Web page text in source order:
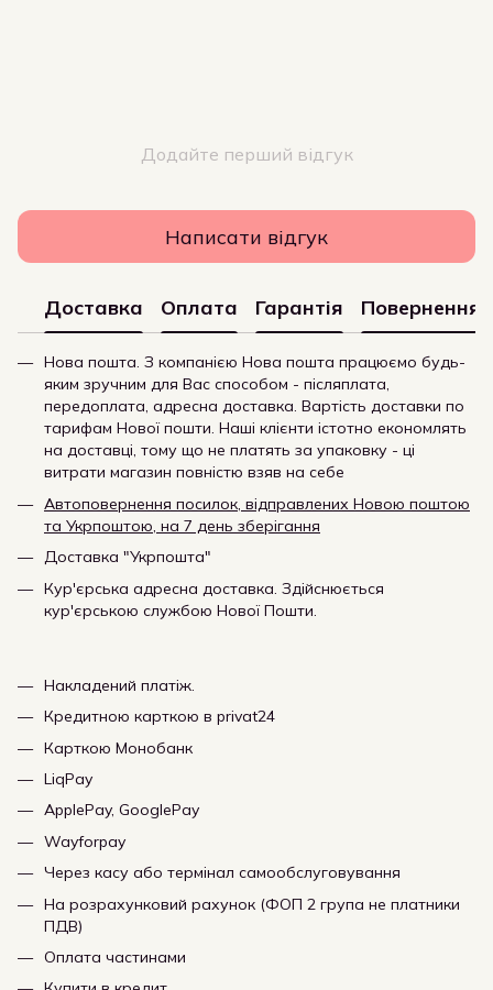
Додайте перший відгук
Написати відгук
Доставка Оплата Гарантія Повернення
Нова пошта. З компанією Нова пошта працюємо будь-
яким зручним для Вас способом - післяплата,
передоплата, адресна доставка. Вартість доставки по
тарифам Нової пошти. Наші клієнти істотно економлять
на доставці, тому що не платять за упаковку - ці
витрати магазин повністю взяв на себе
Автоповернення посилок, відправлених Новою поштою
та Укрпоштою, на 7 день зберігання
Доставка "Укрпошта"
Кур'єрська адресна доставка. Здійснюється
кур'єрською службою Нової Пошти.
Накладений платіж.
Кредитною карткою в privat24
Карткою Монобанк
LiqPay
ApplePay, GooglePay
Wayforpay
Через касу або термінал самообслуговування
На розрахунковий рахунок (ФОП 2 група не платники
ПДВ)
Оплата частинами